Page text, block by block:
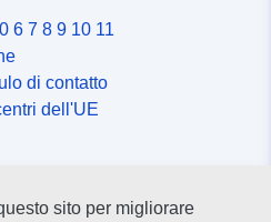
6 7 8 9 10 11
di contatto
dell'UE
sito per migliorare